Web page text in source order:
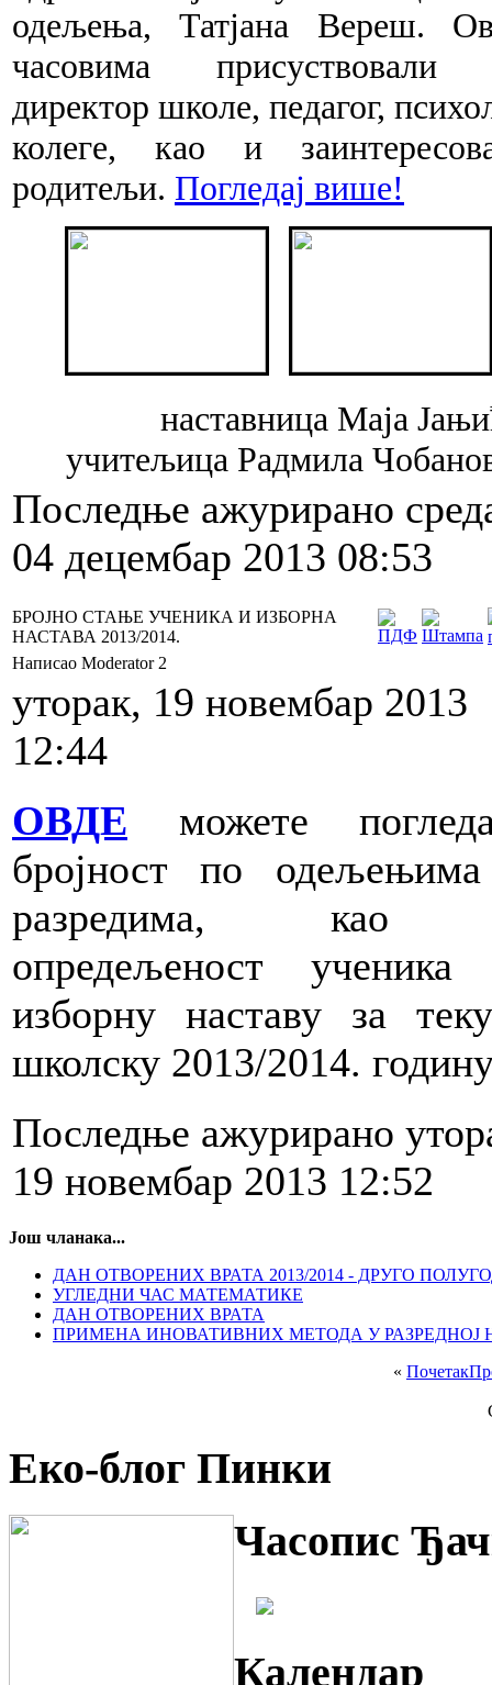
одељења, Татјана Вереш.
часовима присуствовали
директор школе, педагог,
колеге, као и
родитељи. Погледај више!
наставница Маја
учитељица Радмила
Последње ажурирано
04 децембар 2013 08:53
БРОЈНО СТАЊЕ УЧЕНИКА И ИЗБОРНА
НАСТАВА 2013/2014.
Написао Moderator 2
уторак, 19 новембар 2013
12:44
ОВДЕ можете
бројност по
разредима, као
опредељеност ученика
изборну наставу за
школску 2013/2014.
Последње ажурирано
19 новембар 2013 12:52
Још чланака...
ДАН ОТВОРЕНИХ ВРАТА 2013/2014 - ДРУГО
УГЛЕДНИ ЧАС МАТЕМАТИКЕ
ДАН ОТВОРЕНИХ ВРАТА
ПРИМЕНА ИНОВАТИВНИХ МЕТОДА У РАЗРЕДНОЈ
« Почетак
Еко-блог Пинки
Часопис
Календар